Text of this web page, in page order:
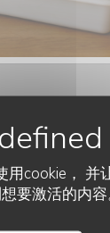
用cookie， 并
要激活的内容
从 00H00